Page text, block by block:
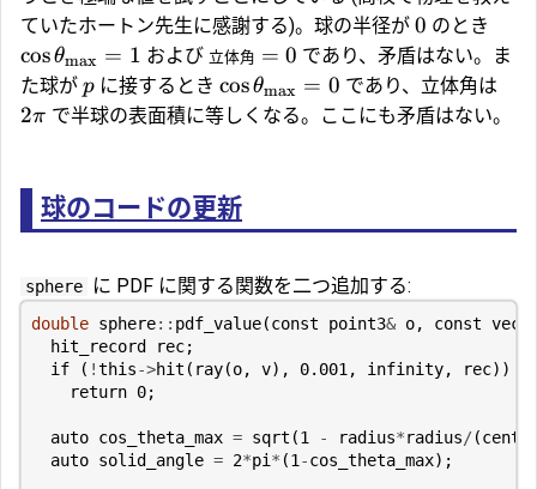
ていたホートン先生に感謝する)。球の半径が 0 のとき
cosθmax = 1 および 立体角 = 0 であり、矛盾はない。ま
た球が p に接するとき cosθmax = 0 であり、立体角は
2π で半球の表面積に等しくなる。ここにも矛盾はない。
球のコードの更新
sphere に PDF に関する関数を二つ追加する:
double sphere:: pdf_value(const point3& o, const vec3
hit_record
rec;
if
( !this->hit ( ray(o, v), 0.001 , infinity, rec))
return 0;
auto cos_theta_max = sqrt (1 - radius*radius/(
auto solid_angle = 2*pi * (1 -cos_theta_max);